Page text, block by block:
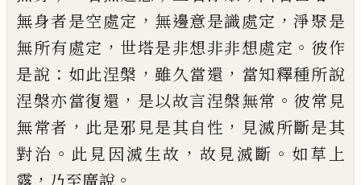
無身者是空處定 ， 無邊意是識處定 ，淨聚是
無所有處定 ， 世塔是非想非非想處定 。 彼作
是說 ： 如此涅槃 ，雖久當還 ， 當知釋種所說
涅槃亦當復還 ， 是以故言涅槃無常 。 彼常見
無常者 ， 此是邪見是其自性 ， 見滅所斷是其
對治 。 此見因滅生故 ， 故見滅斷 。 如草上
露 ， 乃至廣說 。